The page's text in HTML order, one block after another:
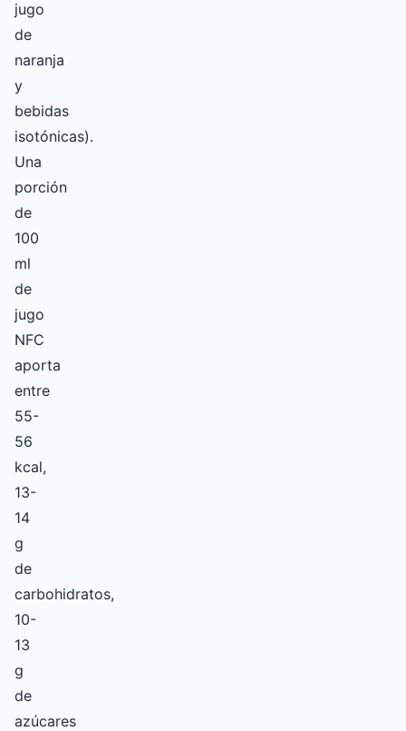
jugo
de
naranja
y
bebidas
isotónicas).
Una
porción
de
100
ml
de
jugo
NFC
aporta
entre
55-
56
kcal,
13-
14
g
de
carbohidratos,
10-
13
g
de
azúcares